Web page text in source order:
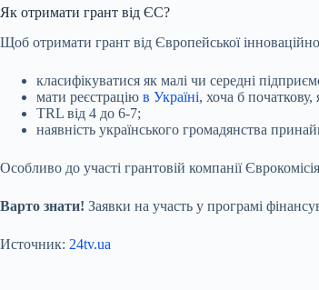
Як отримати грант від ЄС?
Щоб отримати грант від Європейської
класифікуватися як малі чи середні
мати реєстрацію в Україні, хоча б
TRL від 4 до 6-7;
наявність українського громадянства
Особливо до участі грантовій компанії
Варто знати! Заявки на участь у програмі
Источник: 24tv.ua